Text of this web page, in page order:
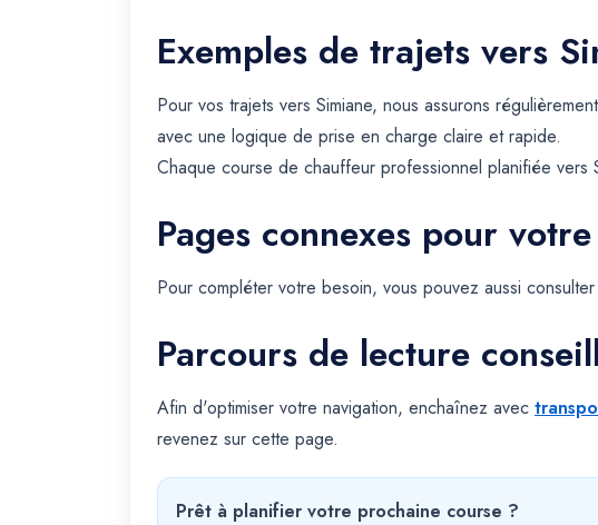
Exemples de trajets vers
Pour vos trajets vers Simiane, nous assurons
avec une logique de prise en charge claire et rapide.
Chaque course de chauffeur professionnel planifiée vers
Pages connexes pour
Pour compléter votre besoin, vous pouvez aussi consulter
Parcours de lecture
Afin d'optimiser votre navigation, enchaînez avec
revenez sur cette page.
Prêt à planifier votre prochaine course ?